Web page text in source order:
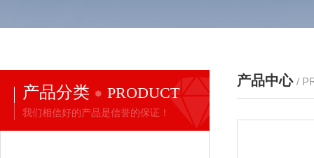
产品分类 PRODUCT
我们相信好的产品是信誉的保证！
产品中心 /